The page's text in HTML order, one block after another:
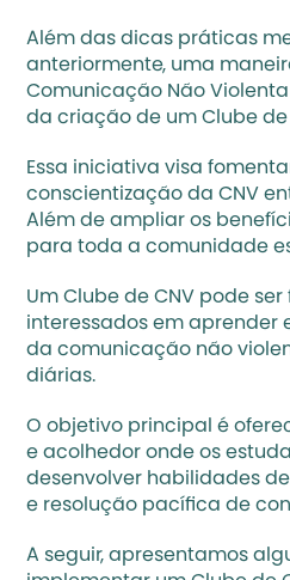
Além das dicas práticas
anteriormente, uma
Comunicação Não
da criação de um Clube de
Essa iniciativa visa
conscientização da CNV
Além de ampliar os
para toda a comunidade
Um Clube de CNV pode
interessados em aprender
da comunicação não
diárias.
O objetivo principal é
e acolhedor onde os
desenvolver habilidades
e resolução pacífica de
A seguir, apresentamos